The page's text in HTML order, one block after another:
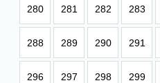
280 281 282 283
288 289 290 291
296 297 298 299